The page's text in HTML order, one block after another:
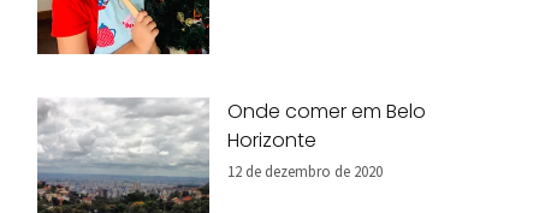
Onde comer em Belo
Horizonte
12 de dezembro de 2020